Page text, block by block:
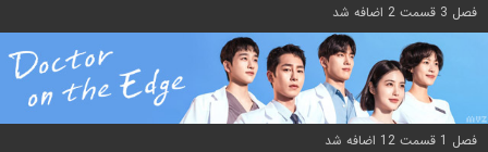
فصل 3 قسمت 2 اضافه شد
فصل 1 قسمت 12 اضافه شد